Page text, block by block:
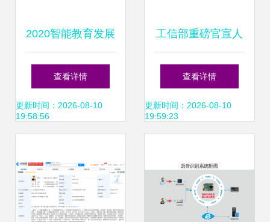
2020智能教育发展
蓝皮书 以人工智能
开启因材施教新纪
查看详情
更新时间：2026-08-10
19:58:56
工信部重磅官宣人
工智能专项行动 软
件成AI应用关键突
查看详情
更新时间：2026-08-10
19:59:23